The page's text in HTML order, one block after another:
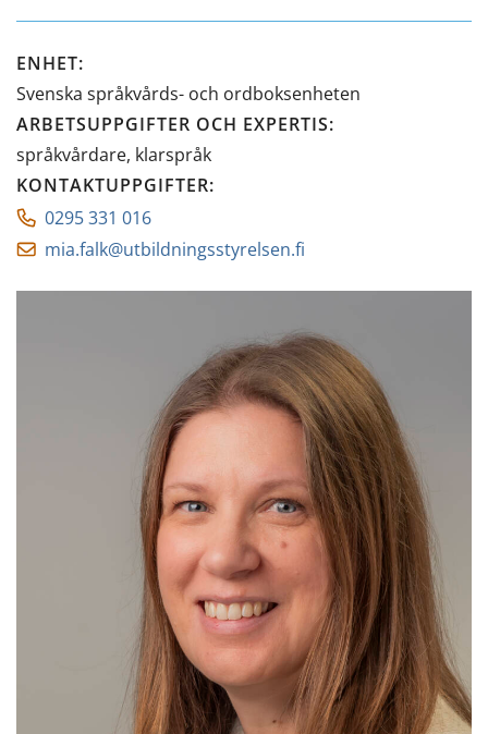
ENHET:
Svenska språkvårds- och ordboksenheten
ARBETSUPPGIFTER OCH EXPERTIS:
språkvårdare, klarspråk
KONTAKTUPPGIFTER:
0295 331 016
mia.falk@utbildningsstyrelsen.fi